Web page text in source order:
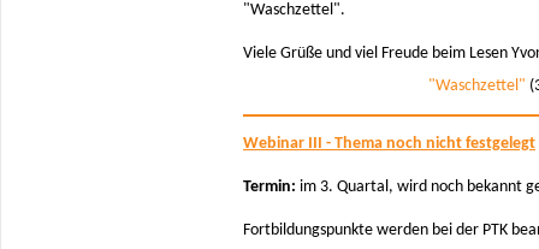
"Waschzettel".
Viele Grüße und viel Freude beim Lesen
"Waschzettel"
Webinar III - Thema noch nicht festgelegt
Termin: im 3. Quartal, wird noch bekannt
Fortbildungspunkte werden bei der PTK